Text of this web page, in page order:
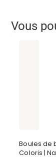
Vous
Boules de
Coloris |